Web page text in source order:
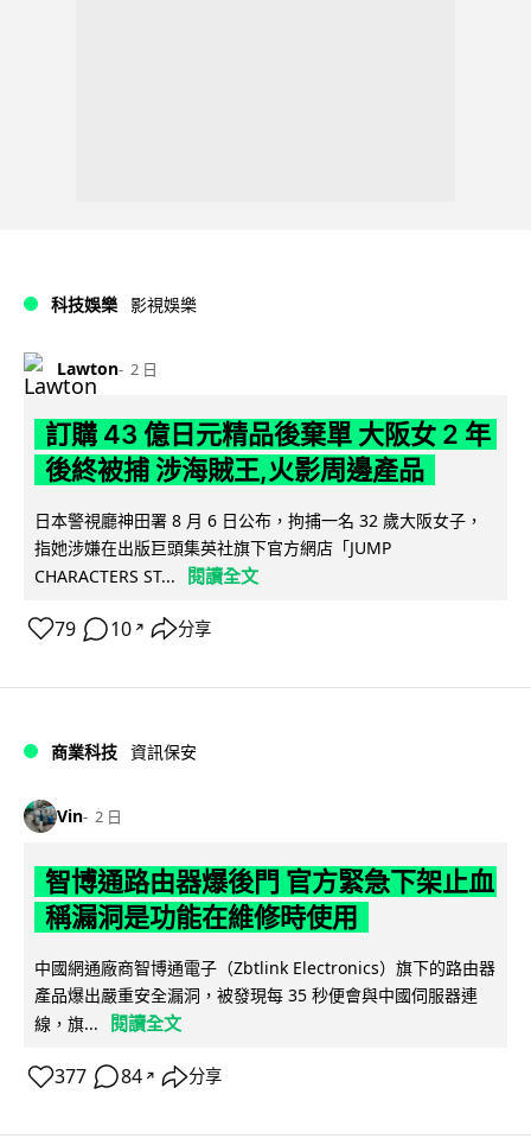
科技娛樂 影視娛樂
Lawton 2 日
訂購 43 億日元精品後棄單 大阪女 2 年
後終被捕 涉海賊王,火影周邊產品
日本警視廳神田署 8 月 6 日公布，拘捕一名 32 歲大阪女子，
指她涉嫌在出版巨頭集英社旗下官方網店「JUMP
CHARACTERS ST...
閱讀全文
79 10 ↗ 分享
商業科技 資訊保安
Vin 2 日
智博通路由器爆後門 官方緊急下架止血
稱漏洞是功能在維修時使用
中國網通廠商智博通電子（Zbtlink Electronics）旗下的路由器
產品爆出嚴重安全漏洞，被發現每 35 秒便會與中國伺服器連
線，旗...
閱讀全文
377 84 ↗ 分享